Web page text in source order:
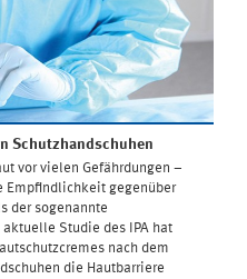
Schutzhandschuhen
vor vielen Gefährdungen –
Empfindlichkeit gegenüber
der sogenannte
Studie des IPA hat
nach dem
die Hautbarriere